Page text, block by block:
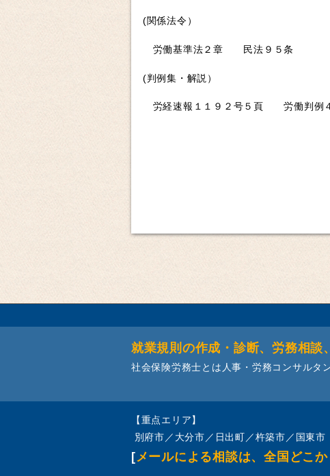
(関係法令）
労働基準法２章 民法９５条
(判例集・解説）
労経速報１１９２号５頁 労働判例
就業規則の作成・診断、労務相談
社会保険労務士とは人事・労務コンサルタ
【重点エリア】
別府市／大分市／日出町／杵築市／国東市
[ メールによる相談は、全国どこか